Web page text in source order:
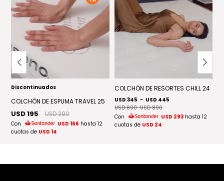
Discontinuados
COLCHÓN DE ESPUMA TRAVEL 25
USD 195 USD 390
Con USD 166 hasta 12
cuotas de USD 14
COLCHÓN DE RESORTES CHILL 24
USD 345 - USD 445
USD 690-USD 890
Con
USD 293hasta 12
cuotas de USD 24